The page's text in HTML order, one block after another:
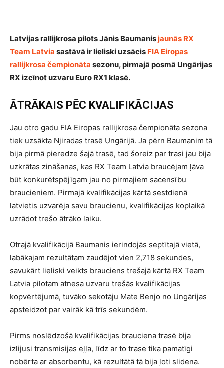
Latvijas rallijkrosa pilots Jānis Baumanisjaunās RX
Team Latvia sastāvā ir lieliski uzsācis FIA Eiropas
rallijkrosa čempionāta sezonu, pirmajā posmā Ungārijas
RX izcīnot uzvaru Euro RX1 klasē.
ĀTRĀKAIS PĒC KVALIFIKĀCIJAS
Jau otro gadu FIA Eiropas rallijkrosa čempionāta sezona
tiek uzsākta Njiradas trasē Ungārijā. Ja pērn Baumanim tā
bija pirmā pieredze šajā trasē, tad šoreiz par trasi jau bija
uzkrātas zināšanas, kas RX Team Latvia braucējam ļāva
būt konkurētspējīgam jau no pirmajiem sacensību
braucieniem. Pirmajā kvalifikācijas kārtā sestdienā
latvietis uzvarēja savu braucienu, kvalifikācijas koplaikā
uzrādot trešo ātrāko laiku.
Otrajā kvalifikācijā Baumanis ierindojās septītajā vietā,
labākajam rezultātam zaudējot vien 2,718 sekundes,
savukārt lieliski veikts brauciens trešajā kārtā RX Team
Latvia pilotam atnesa uzvaru trešās kvalifikācijas
kopvērtējumā, tuvāko sekotāju Mate Benjo no Ungārijas
apsteidzot par vairāk kā trīs sekundēm.
Pirms noslēdzošā kvalifikācijas brauciena trasē bija
izlijusi transmisijas eļļa, līdz ar to trase tika pamatīgi
nobērta ar absorbentu, kā rezultātā tā bija ļoti slidena.